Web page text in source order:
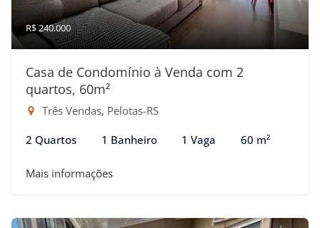
R$ 240.000
Casa de Condomínio à Venda com 2
quartos, 60m²
Três Vendas, Pelotas-RS
2 Quartos 1 Banheiro 1 Vaga 60 m²
Mais informações